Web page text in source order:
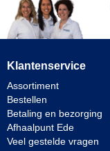
Klantenservice
Assortiment
Bestellen
Betaling en bezorging
Afhaalpunt Ede
Veel gestelde vragen